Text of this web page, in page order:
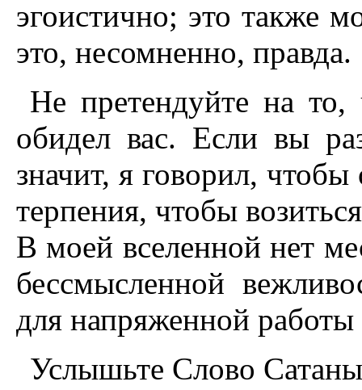
эгоистично; это также
это, несомненно, правда.
Не претендуйте на
обидел вас. Если вы
значит, я говорил,
терпения, чтобы
В моей вселенной нет
бессмысленной
для напряженной работы
Услышьте Слово